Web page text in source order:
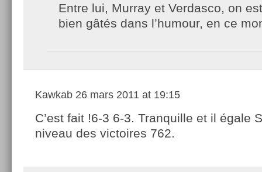
Entre lui, Murray et Verdasco, on
bien gâtés dans l’humour, en ce
Kawkab 26 mars 2011 at 19:15
C’est fait !6-3 6-3. Tranquille et il égale
niveau des victoires 762.